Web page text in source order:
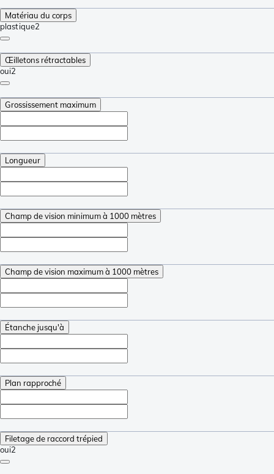
Matériau du corps
plastique2
Œilletons rétractables
oui2
Grossissement maximum
Longueur
Champ de vision minimum à 1000 mètres
Champ de vision maximum à 1000 mètres
Étanche jusqu'à
Plan rapproché
Filetage de raccord trépied
oui2